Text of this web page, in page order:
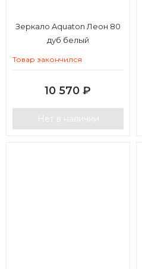
Зеркало Aquaton Леон 80
дуб белый
Товар закончился
10 570 ₽
Нет в наличии